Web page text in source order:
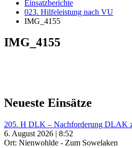
Einsatzberichte
023. Hilfeleistung nach VU
IMG_4155
IMG_4155
Neueste Einsätze
205. H DLK – Nachforderung DLAK
6. August 2026 | 8:52
Ort: Nienwohlde - Zum Sowelaken